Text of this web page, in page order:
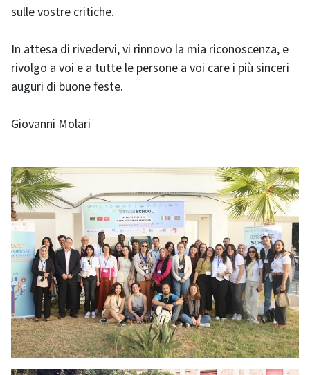
sulle vostre critiche.
In attesa di rivedervi, vi rinnovo la mia riconoscenza, e
rivolgo a voi e a tutte le persone a voi care i più sinceri
auguri di buone feste.
Giovanni Molari